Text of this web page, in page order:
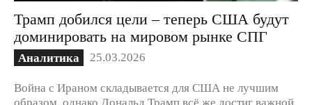
Трамп добился цели – теперь США будут
доминировать на мировом рынке СПГ
Аналитика 25.03.2026
Война с Ираном складывается для США не лучшим
образом, однако Дональд Трамп всё же достиг важной